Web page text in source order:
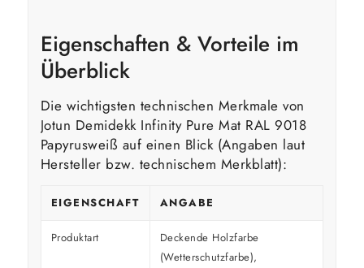
Eigenschaften & Vorteile im
Überblick
Die wichtigsten technischen Merkmale von
Jotun Demidekk Infinity Pure Mat RAL 9018
Papyrusweiß auf einen Blick (Angaben laut
Hersteller bzw. technischem Merkblatt):
EIGENSCHAFT ANGABE
Produktart
Deckende Holzfarbe
(Wetterschutzfarbe),